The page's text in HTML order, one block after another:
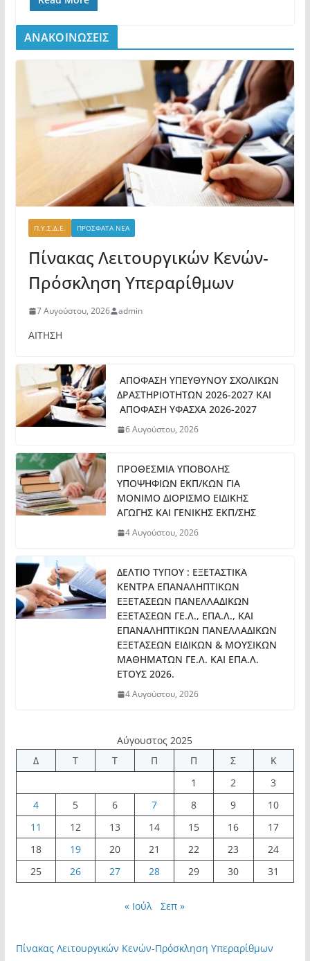
ΑΝΑΚΟΙΝΩΣΕΙΣ
Π.Υ.Σ.Δ.Ε. ΠΡΟΣΦΑΤΑ ΝΕΑ
Πίνακας Λειτουργικών Κενών-
Πρόσκληση Υπεραρίθμων
7 Αυγούστου, 2026 admin
ΑΙΤΗΣΗ
ΑΠΟΦΑΣΗ ΥΠΕΥΘΥΝΟΥ ΣΧΟΛΙΚΩΝ
ΔΡΑΣΤΗΡΙΟΤΗΤΩΝ 2026-2027 ΚΑΙ
ΑΠΟΦΑΣΗ ΥΦΑΣΧΑ 2026-2027
6 Αυγούστου, 2026
ΠΡΟΘΕΣΜΙΑ ΥΠΟΒΟΛΗΣ
ΥΠΟΨΗΦΙΩΝ ΕΚΠ/ΚΩΝ ΓΙΑ
ΜΟΝΙΜΟ ΔΙΟΡΙΣΜΟ ΕΙΔΙΚΗΣ
ΑΓΩΓΗΣ ΚΑΙ ΓΕΝΙΚΗΣ ΕΚΠ/ΣΗΣ
4 Αυγούστου, 2026
ΔΕΛΤΙΟ ΤΥΠΟΥ : ΕΞΕΤΑΣΤΙΚΑ
ΚΕΝΤΡΑ ΕΠΑΝΑΛΗΠΤΙΚΩΝ
ΕΞΕΤΑΣΕΩΝ ΠΑΝΕΛΛΑΔΙΚΩΝ
ΕΞΕΤΑΣΕΩΝ ΓΕ.Λ., ΕΠΑ.Λ., ΚΑΙ
ΕΠΑΝΑΛΗΠΤΙΚΩΝ ΠΑΝΕΛΛΑΔΙΚΩΝ
ΕΞΕΤΑΣΕΩΝ ΕΙΔΙΚΩΝ & ΜΟΥΣΙΚΩΝ
ΜΑΘΗΜΑΤΩΝ ΓΕ.Λ. ΚΑΙ ΕΠΑ.Λ.
ΕΤΟΥΣ 2026.
4 Αυγούστου, 2026
Αύγουστος 2025
Δ
Τ Τ Π Π Σ
Κ
1
2
3
4
5 6 7 8 9
10
11
12 13 14 15 16
17
18
19 20 21 22 23
24
25
26 27 28 29 30 31
« Ιούλ Σεπ »
Πίνακας Λειτουργικών Κενών-Πρόσκληση Υπεραρίθμων